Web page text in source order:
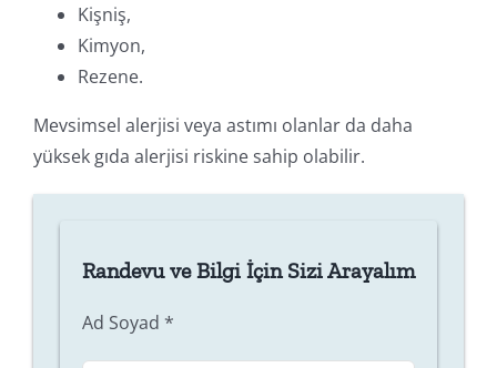
Kişniş,
Kimyon,
Rezene.
Mevsimsel alerjisi veya astımı olanlar da daha
yüksek gıda alerjisi riskine sahip olabilir.
Randevu ve Bilgi İçin Sizi Arayalım
Ad Soyad *